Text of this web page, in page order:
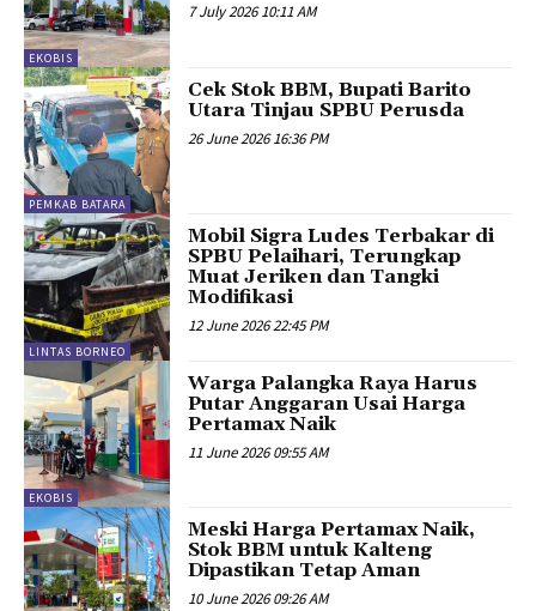
EKOBIS
7 July 2026 10:11 AM
PEMKAB BATARA
Cek Stok BBM, Bupati Barito
Utara Tinjau SPBU Perusda
26 June 2026 16:36 PM
LINTAS BORNEO
Mobil Sigra Ludes Terbakar di
SPBU Pelaihari, Terungkap
Muat Jeriken dan Tangki
Modifikasi
12 June 2026 22:45 PM
EKOBIS
Warga Palangka Raya Harus
Putar Anggaran Usai Harga
Pertamax Naik
11 June 2026 09:55 AM
Meski Harga Pertamax Naik,
Stok BBM untuk Kalteng
Dipastikan Tetap Aman
10 June 2026 09:26 AM